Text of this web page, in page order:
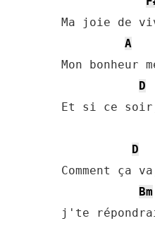
Ma joie de
A
Mon bonheur
D
Et si ce
D
Comment ça
Bm
j'te